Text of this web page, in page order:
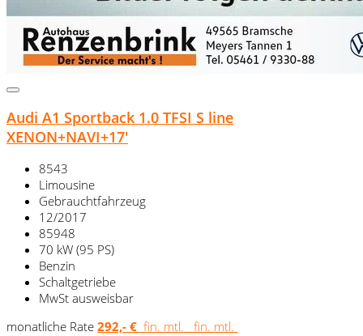
Audi A1 Sportback 1.0 TFSI S line
XENON+NAVI+17'
8543
Limousine
Gebrauchtfahrzeug
12/2017
85948
70 kW (95 PS)
Benzin
Schaltgetriebe
MwSt ausweisbar
monatliche Rate 292,- € fin. mtl. fin. mtl.